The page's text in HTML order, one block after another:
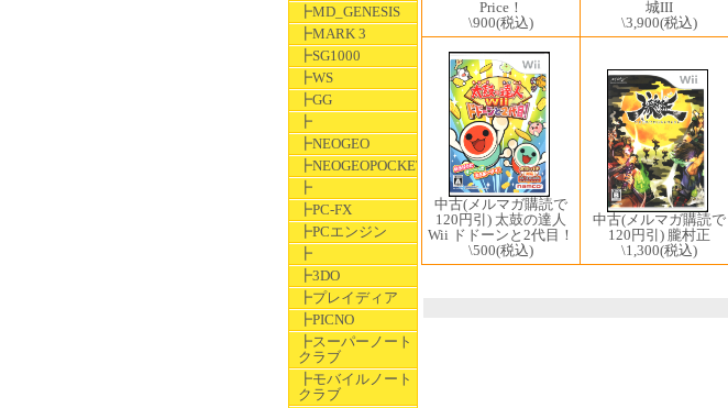
┣MD_GENESIS
┣MARK 3
┣SG1000
┣WS
┣GG
┣
┣NEOGEO
┣NEOGEOPOCKET
┣
┣PC-FX
┣PCエンジン
┣
┣3DO
┣プレイディア
┣PICNO
┣スーパーノート
クラブ
┣モバイルノート
クラブ
Price！
\900(税込)
城III
\3,900(税込)
中古(メルマガ購読で
120円引) 太鼓の達人
Wii ドドーンと2代目！
\500(税込)
中古(メルマガ購読で
120円引) 朧村正
\1,300(税込)